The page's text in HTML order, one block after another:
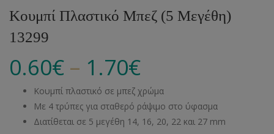
Κουμπί Πλαστικό Μπεζ (5 Μεγέθη)
13299
0.60€ – 1.70€
Κουμπί πλαστικό σε μπεζ χρώμα
Με 4 τρύπες για σταθερό ράψιμο στο ύφασμα
Διατίθεται σε 5 μεγέθη 14, 16, 20, 22 και 27 mm